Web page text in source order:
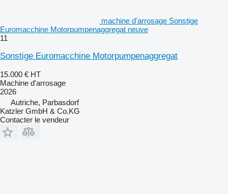
machine d'arrosage Sonstige
Euromacchine Motorpumpenaggregat neuve
11
Sonstige Euromacchine Motorpumpenaggregat
15.000 € HT
Machine d'arrosage
2026
Autriche, Parbasdorf
Katzler GmbH & Co.KG
Contacter le vendeur